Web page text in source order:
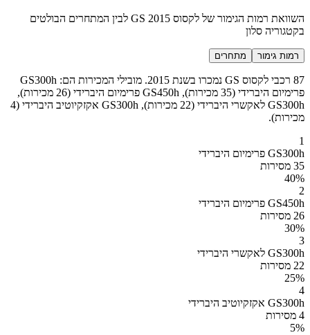
השוואת רמות הגימור של לקסוס GS 2015 לבין המתחרים הבולטים
בקטגוריה סלון
רמות גימור מתחרים
87 רכבי לקסוס GS נמכרו בשנת 2015. מובילי המכירות הם: GS300h
פרימיום היברידי (35 מכירות), GS450h פרימיום היברידי (26 מכירות),
GS300h לאקשרי היברידי (22 מכירות), GS300h אקזקיוטיב היברידי (4
מכירות).
1
GS300h פרימיום היברידי
35 מסירות
40%
2
GS450h פרימיום היברידי
26 מסירות
30%
3
GS300h לאקשרי היברידי
22 מסירות
25%
4
GS300h אקזקיוטיב היברידי
4 מסירות
5%